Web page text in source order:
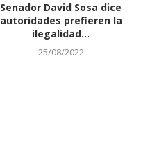
Senador David Sosa dice
autoridades prefieren la
ilegalidad...
25/08/2022